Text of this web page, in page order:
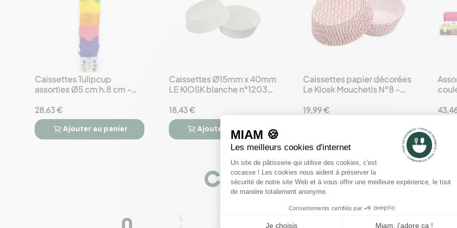
favorite_border
Caissettes Tulipcup
assorties Ø5 cm h.8 cm -
28,63 €
 
Ajouter au panier
favorite_border
Caissettes Ø15mm x 40mm
LE KIOSK blanche n°1203
18,43 €
 
Ajouter au panier
favorite_border
Caissettes papier décorées
Le Kiosk Mouchetis N°8 –
19,99 €
favorite_border
Commentaires Clients
5